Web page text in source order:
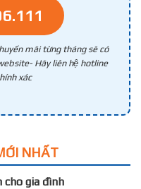
mãi từng tháng sẽ có
Hãy liên hệ hotline
xác
NHẤT
cho gia đình